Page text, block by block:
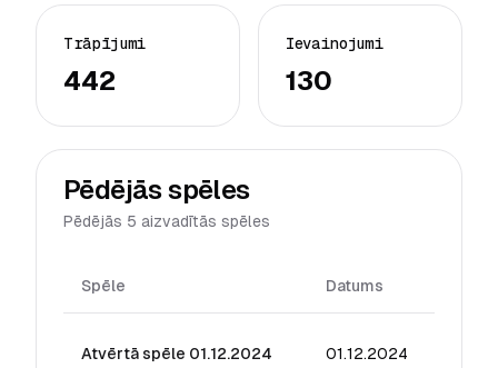
Trāpījumi
442
Ievainojumi
130
Pēdējās spēles
Pēdējās 5 aizvadītās spēles
Spēle Datums
Atvērtā spēle 01.12.2024 01.12.2024